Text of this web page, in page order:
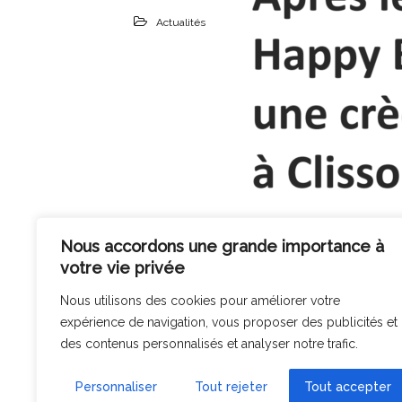
Nous accordons une grande importance à
votre vie privée
Nous utilisons des cookies pour améliorer votre
expérience de navigation, vous proposer des publicités et
des contenus personnalisés et analyser notre trafic.
Personnaliser Tout rejeter Tout accepter
Actualités
Voir l’article complet